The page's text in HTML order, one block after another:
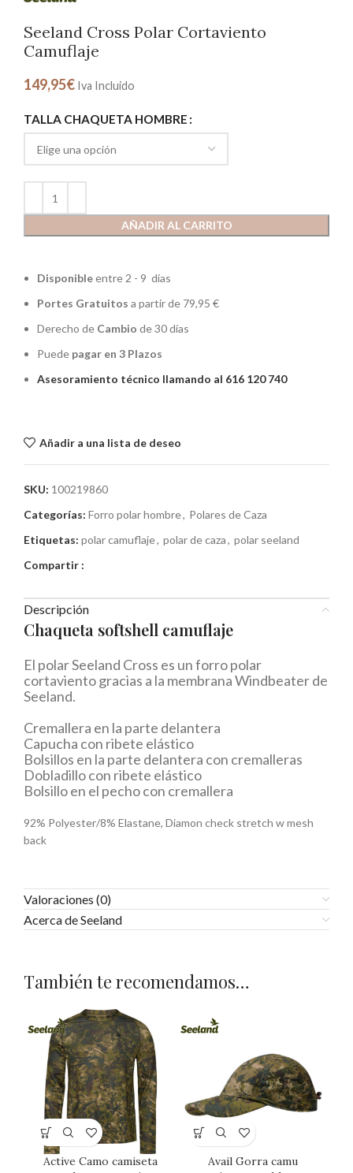
Seeland Cross Polar Cortaviento
Camuflaje
149,95€ Iva Incluido
TALLA CHAQUETA HOMBRE
AÑADIR AL CARRITO
Disponibleentre 2 - 9 días
Portes Gratuitos a partir de 79,95 €
Derecho de Cambio de 30 días
Puede pagar en 3 Plazos
Asesoramiento técnico llamando al 616 120 740
Añadir a una lista de deseo
SKU: 100219860
Categorías: Forro polar hombre, Polares de Caza
Etiquetas: polar camuflaje, polar de caza, polar seeland
Compartir :
Descripción
Chaqueta softshell camuflaje
El polar Seeland Cross es un forro polar
cortaviento gracias a la membrana Windbeater de
Seeland.
Cremallera en la parte delantera
Capucha con ribete elástico
Bolsillos en la parte delantera con cremalleras
Dobladillo con ribete elástico
Bolsillo en el pecho con cremallera
92% Polyester/8% Elastane, Diamon check stretch w mesh
back
Valoraciones (0)
Acerca de Seeland
También te recomendamos…
Active Camo camiseta
Avail Gorra camu